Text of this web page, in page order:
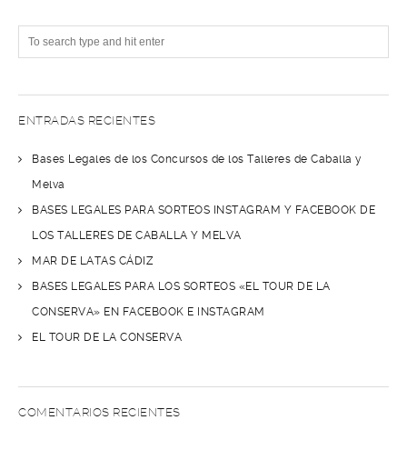
ENTRADAS RECIENTES
Bases Legales de los Concursos de los Talleres de Caballa y
Melva
BASES LEGALES PARA SORTEOS INSTAGRAM Y FACEBOOK DE
LOS TALLERES DE CABALLA Y MELVA
MAR DE LATAS CÁDIZ
BASES LEGALES PARA LOS SORTEOS «EL TOUR DE LA
CONSERVA» EN FACEBOOK E INSTAGRAM
EL TOUR DE LA CONSERVA
COMENTARIOS RECIENTES